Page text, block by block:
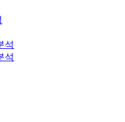
석
석